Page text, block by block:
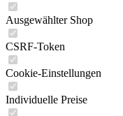
Ausgewählter Shop
CSRF-Token
Cookie-Einstellungen
Individuelle Preise